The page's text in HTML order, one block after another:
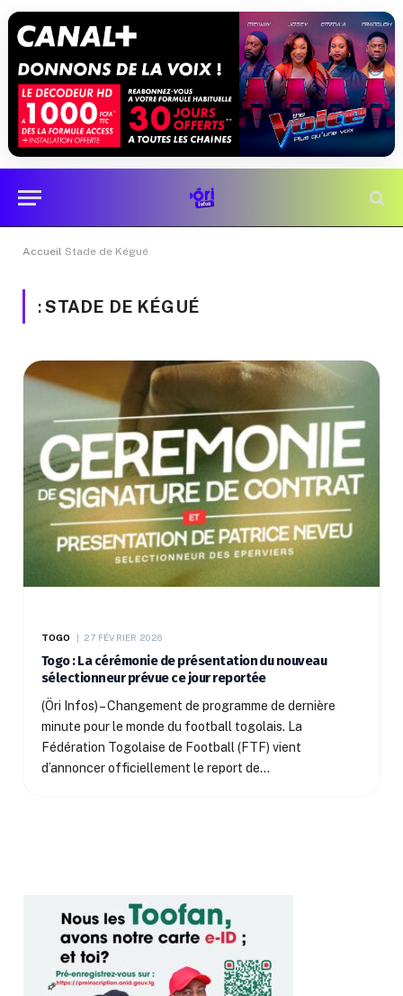
Accueil Stade de Kégué
:STADE DE KÉGUÉ
TOGO 27 FÉVRIER 2026
Togo : La cérémonie de présentation du nouveau
sélectionneur prévue ce jour reportée
(Öri Infos) – Changement de programme de dernière
minute pour le monde du football togolais. La
Fédération Togolaise de Football (FTF) vient
d’annoncer officiellement le report de…